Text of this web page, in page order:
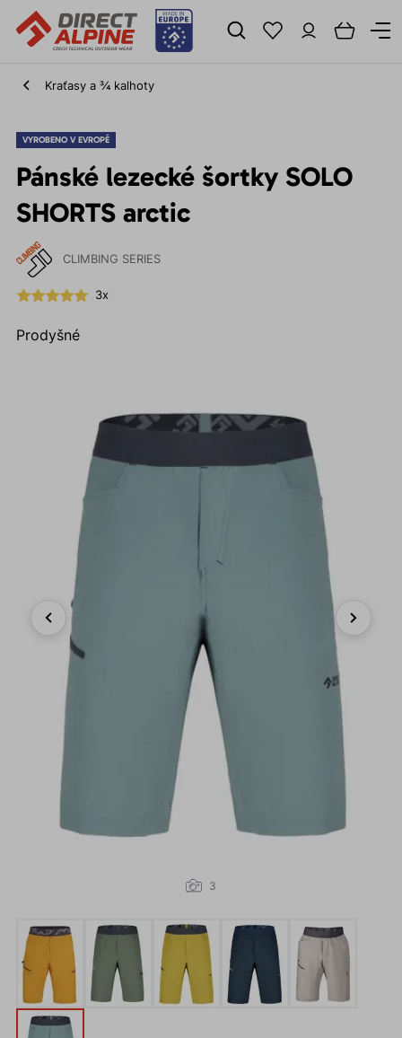
Kraťasy a ¾ kalhoty
VYROBENO V EVROPĚ
Pánské lezecké šortky SOLO
SHORTS arctic
CLIMBING SERIES
3x
Prodyšné
Previous Next
3